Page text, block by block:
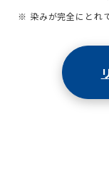
※ 染みが完全にとれ